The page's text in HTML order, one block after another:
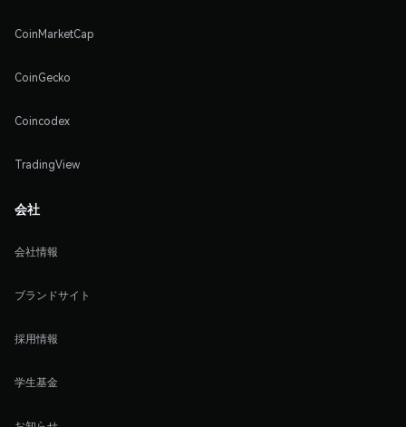
CoinMarketCap
CoinGecko
Coincodex
TradingView
会社
会社情報
ブランドサイト
採用情報
学生基金